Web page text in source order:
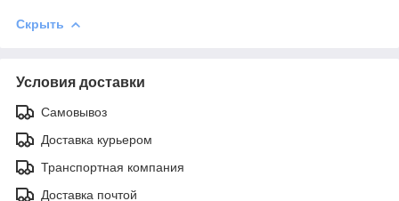
Скрыть
Условия доставки
Самовывоз
Доставка курьером
Транспортная компания
Доставка почтой